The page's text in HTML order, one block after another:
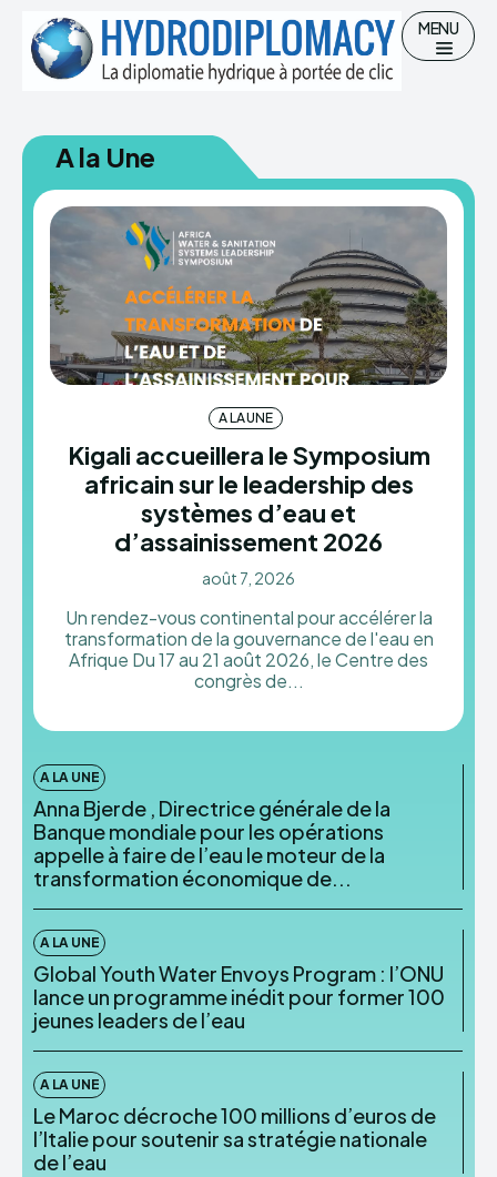
Chercher
Accueil
Hydro-diplomatie
Gestion des Ressources en eau
Eau potable et Assainissement
HYDRODIPLOMACY
MENU
A la Une
A LA UNE
Kigali accueillera le Symposium
africain sur le leadership des
systèmes d’eau et
d’assainissement 2026
août 7, 2026
Un rendez-vous continental pour accélérer la
transformation de la gouvernance de l'eau en
Afrique Du 17 au 21 août 2026, le Centre des
congrès de...
A LA UNE
Anna Bjerde , Directrice générale de la
Banque mondiale pour les opérations
appelle à faire de l’eau le moteur de la
transformation économique de...
A LA UNE
Global Youth Water Envoys Program : l’ONU
lance un programme inédit pour former 100
jeunes leaders de l’eau
A LA UNE
Le Maroc décroche 100 millions d’euros de
l’Italie pour soutenir sa stratégie nationale
de l’eau